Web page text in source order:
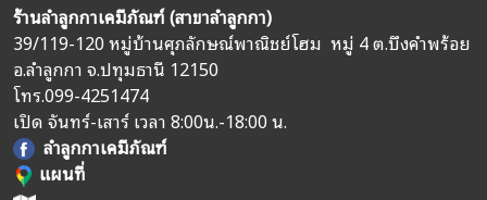
ร้านลำลูกกาเคมีภัณฑ์ (สาขาลำลูกกา)
39/119-120 หมู่บ้านศุภลักษณ์พาณิชย์โฮม หมู่ 4 ต.บึงคำพร้อย
อ.ลำลูกกา จ.ปทุมธานี 12150
โทร.099-4251474
เปิด จันทร์-เสาร์ เวลา 8:00น.-18:00 น.
ลำลูกกาเคมีภัณฑ์
แผนที่